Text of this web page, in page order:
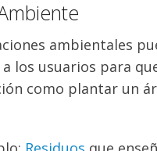
ambientales
los usuarios para
como plantar un